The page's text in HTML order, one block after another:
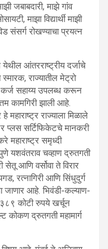
जबाबदारी, माझे गांव
माझा विद्यार्थी माझी
संसर्ग रोखण्याचा प्रयत्न
आंतरराष्ट्रीय दर्जाचे
राज्यातील मेट्रो
कर्ज सहाय्य उपलब्ध करून
कामगिरी झाली आहे.
राज्याला मिळाले
प्लस सर्टिफिकेटचे मानकरी
महाराष्ट्र समृध्दी
यशवंतराव चव्हाण द्रुतगती
सेतू आणि वर्सोवा ते विरार
रत्नागिरी आणि सिंधुदुर्ग
जाणार आहे. भिवंडी-कल्याण-
३८९ कोटी रुपये खर्चून
कोकण द्रुतगती महामार्ग